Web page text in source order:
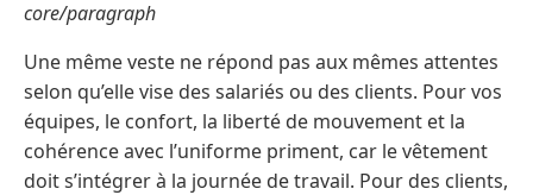
core/paragraph
Une même veste ne répond pas aux mêmes attentes
selon qu’elle vise des salariés ou des clients. Pour vos
équipes, le confort, la liberté de mouvement et la
cohérence avec l’uniforme priment, car le vêtement
doit s’intégrer à la journée de travail. Pour des clients,